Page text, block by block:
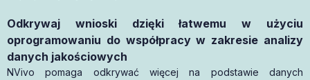
Odkrywaj wnioski dzięki łatwemu w użyciu
oprogramowaniu do współpracy w zakresie analizy
danych jakościowych
NVivo pomaga odkrywać więcej na podstawie danych